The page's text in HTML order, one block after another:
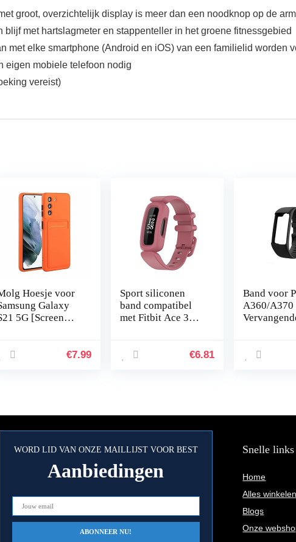
groot, overzichtelijk display is meer dan een noodknop op de
met hartslagmeter en stappenteller in het groene fitnessgebied
met elke smartphone (Android en iOS) van een familielid worden
eigen mobiele telefoon nodig
vereist)
Hoesje voor
Galaxy
5G [Screen
TPU Siliconen
€7.99
Sport siliconen
band compatibel
met Fitbit Ace 3
kinderen,
€6.81
Band voor
A360/A370
WORD LID VAN ONZE MAILLIJST VOOR BEST
Aanbiedingen
Snelle links
Home
Alles winkelen
Blogs
Onze